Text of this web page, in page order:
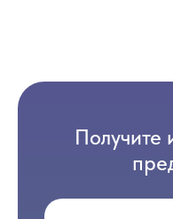
Получите